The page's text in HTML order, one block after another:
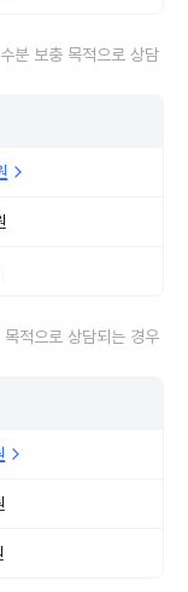
분 보충 목적으로 상담
적으로 상담되는 경우